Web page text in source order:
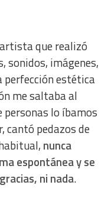
que realizó
sonidos, imágenes,
perfección estética
me saltaba al
lo íbamos
cantó pedazos de
nunca
espontánea y se
ni nada.